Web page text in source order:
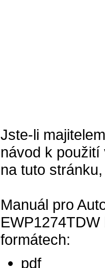
Jste-li
návod k
na tuto
Manuál pro
formátech:
pdf